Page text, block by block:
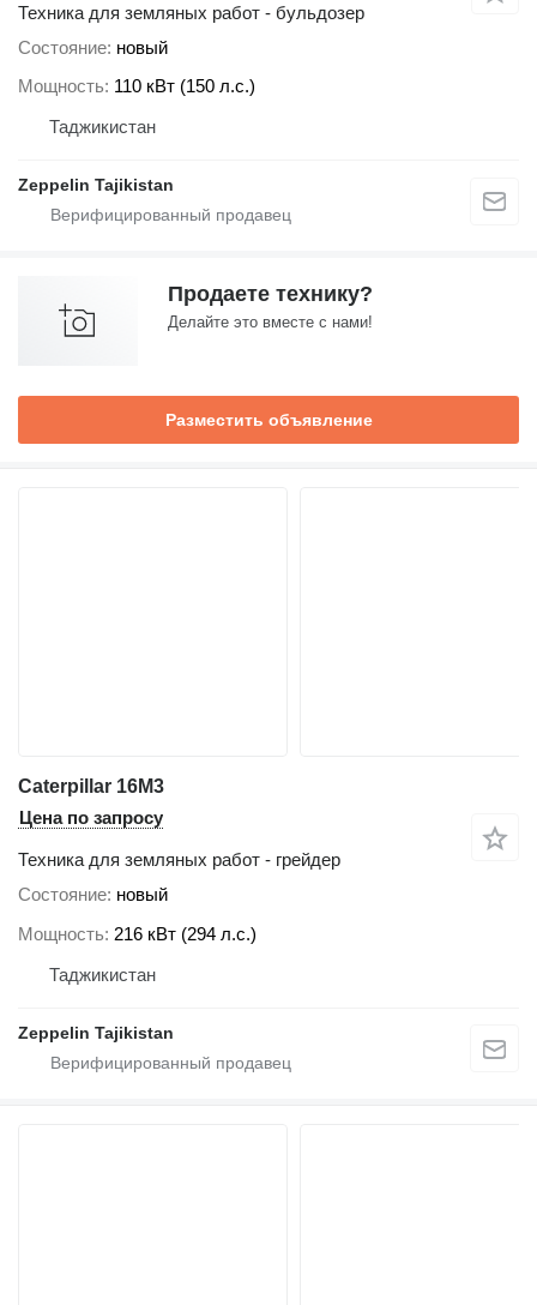
Техника для земляных работ - бульдозер
Состояние новый
Мощность 110 кВт (150 л.с.)
Таджикистан
Zeppelin Tajikistan
Продаете технику?
Делайте это вместе с нами!
Разместить объявление
Caterpillar 16M3
Цена по запросу
Техника для земляных работ - грейдер
Состояние новый
Мощность 216 кВт (294 л.с.)
Таджикистан
Zeppelin Tajikistan